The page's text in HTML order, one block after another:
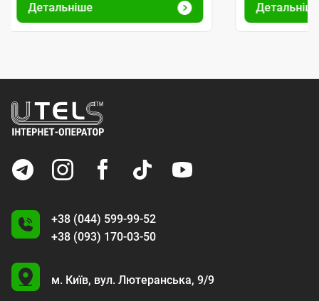
Детальніше
+38 (044) 599-99-52
+38 (093) 170-03-50
U
м. Київ, вул. Лютеранська, 9/9